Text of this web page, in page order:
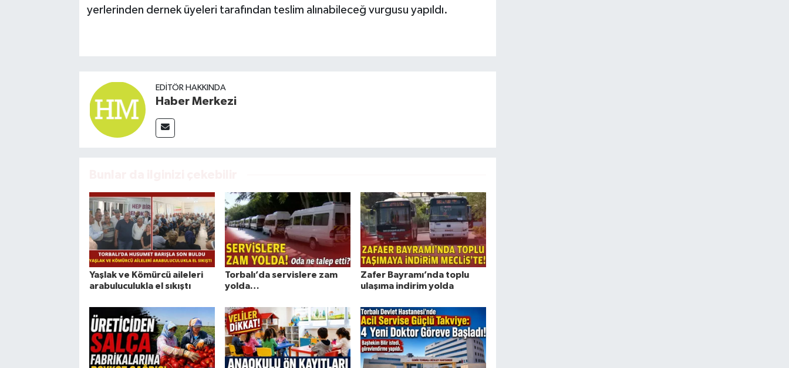
yerlerinden dernek üyeleri tarafından teslim alınabileceğ vurgusu yapıldı.
EDITÖR HAKKINDA
Haber Merkezi
Yaşlak ve Kömürcü aileleri
arabuluculukla el sıkıştı
Torbalı’da servislere zam
yolda…
Zafer Bayramı’nda toplu
ulaşıma indirim yolda